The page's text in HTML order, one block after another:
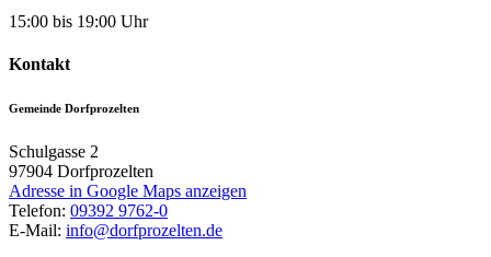
15:00 bis 19:00 Uhr
Kontakt
Gemeinde Dorfprozelten
Schulgasse 2
97904 Dorfprozelten
Adresse in Google Maps anzeigen
Telefon: 09392 9762-0
E-Mail: info@dorfprozelten.de